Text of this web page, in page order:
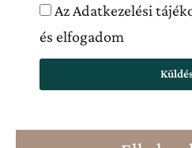
Az Adatkezelési
és elfogadom